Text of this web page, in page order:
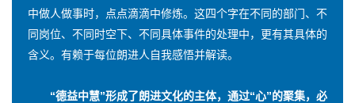
中做人做事时，点点滴滴中修炼。这四个字在不同的部门、不
同岗位、不同时空下、不同具体事件的处理中，更有其具体的
含义。有赖于每位朗进人自我感悟并解读。
“德益中慧”形成了朗进文化的主体，通过“心”的聚集，必